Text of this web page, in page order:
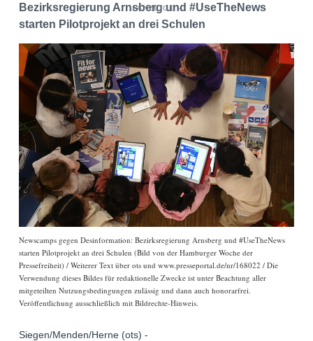
Bezirksregierung Arnsberg und #UseTheNews
starten Pilotprojekt an drei Schulen
Newscamps gegen Desinformation: Bezirksregierung Arnsberg und #UseTheNews
starten Pilotprojekt an drei Schulen (Bild von der Hamburger Woche der
Pressefreiheit) / Weiterer Text über ots und www.presseportal.de/nr/168022 / Die
Verwendung dieses Bildes für redaktionelle Zwecke ist unter Beachtung aller
mitgeteilten Nutzungsbedingungen zulässig und dann auch honorarfrei.
Veröffentlichung ausschließlich mit Bildrechte-Hinweis.
Siegen/Menden/Herne (ots) -